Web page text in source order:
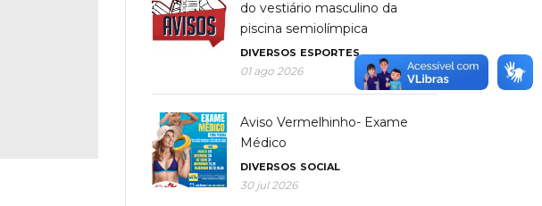
do vestiário masculino da
piscina semiolímpica
DIVERSOS ESPORTES
01 ago 2026
Aviso Vermelhinho- Exame
Médico
DIVERSOS SOCIAL
30 jul 2026